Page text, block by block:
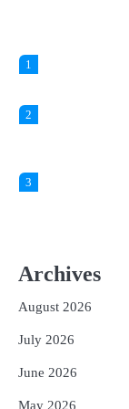
1
2
3
Archives
August 2026
July 2026
June 2026
May 2026